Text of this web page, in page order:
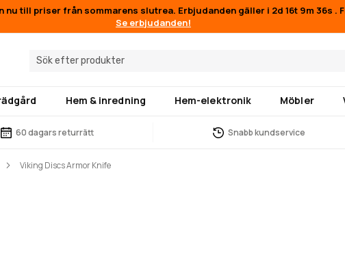
nu till priser från sommarens slutrea. Erbjudanden gäller i 2d 16t 9m 35s .
Se erbjudanden!
Hem & inredning Hem-elektronik Möbler
60 dagars returrätt Snabb kundservice
Viking Discs Armor Knife